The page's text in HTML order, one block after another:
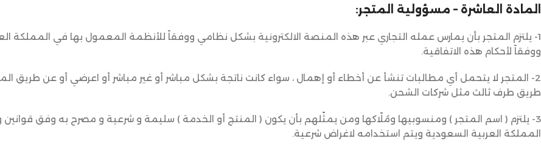
المادة العاشرة – مسؤولية المتجر:
1- يلتزم المتجر بأن يمارس عمله التجاري عبر هذه المنصة الالكترونية بشكل نظامي ووفقاً للأنظمة المعمول بها في المملكة
ووفقاً لأحكام هذه الاتفاقية.
2- المتجر لا يتحمل أي مطالبات تنشأ عن أخطاء أو إهمال ، سواء كانت ناتجة بشكل مباشر أو غير مباشر أو اعرضي أو عن طريق
طريق طرف ثالث مثل شركات الشحن.
3- يلتزم ( اسم المتجر ) ومنسوبيها ومُلّاكها ومن يمثّلهم بأن يكون ( المنتج أو الخدمة ) سليمة و شرعية و مصرح به وفق
المملكة العربية السعودية ويتم استخدامه لاغراض شرعية.